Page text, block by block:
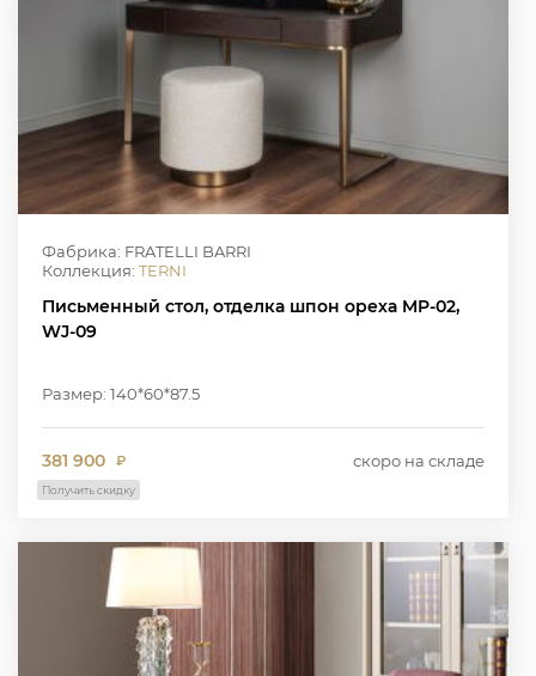
Фабрика: FRATELLI BARRI
Коллекция: TERNI
Письменный стол, отделка шпон ореха MP-02,
WJ-09
Размер: 140*60*87.5
381 900 ₽ скоро на складе
Получить скидку